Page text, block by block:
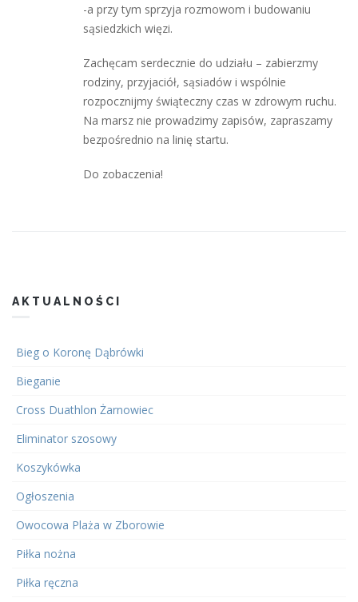
-a przy tym sprzyja rozmowom i budowaniu
sąsiedzkich więzi.
Zachęcam serdecznie do udziału – zabierzmy
rodziny, przyjaciół, sąsiadów i wspólnie
rozpocznijmy świąteczny czas w zdrowym ruchu.
Na marsz nie prowadzimy zapisów, zapraszamy
bezpośrednio na linię startu.
Do zobaczenia!
AKTUALNOŚCI
Bieg o Koronę Dąbrówki
Bieganie
Cross Duathlon Żarnowiec
Eliminator szosowy
Koszykówka
Ogłoszenia
Owocowa Plaża w Zborowie
Piłka nożna
Piłka ręczna